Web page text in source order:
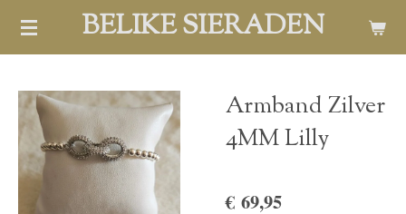
Ga
hoofdinhoud
BELIKE SIERADEN
Armband Zilver
4MM Lilly
€ 69,95